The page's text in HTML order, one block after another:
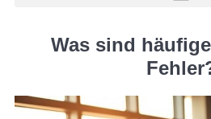
Was sind